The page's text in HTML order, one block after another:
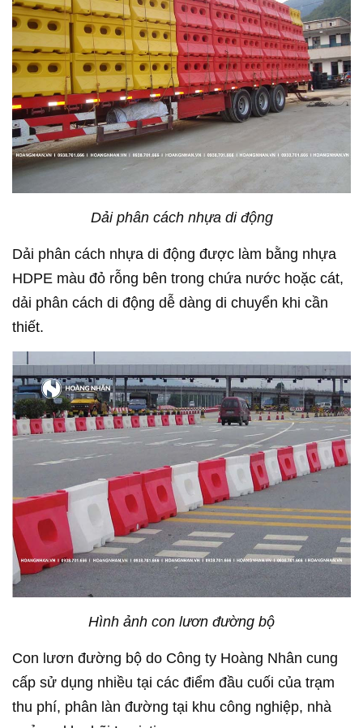
Dải phân cách nhựa di động
Dải phân cách nhựa di động được làm bằng nhựa
HDPE màu đỏ rỗng bên trong chứa nước hoặc cát,
dải phân cách di động dễ dàng di chuyển khi cần
thiết.
Hình ảnh con lươn đường bộ
Con lươn đường bộ do Công ty Hoàng Nhân cung
cấp sử dụng nhiều tại các điểm đầu cuối của trạm
thu phí, phân làn đường tại khu công nghiệp, nhà